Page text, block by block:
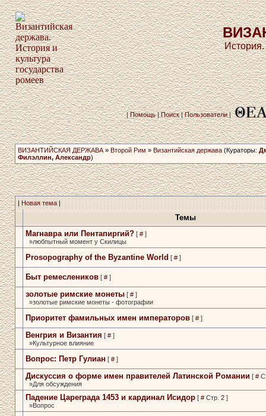
|Помощь|Поиск|Пользователи|
ВИЗАНТИЙСКАЯ ДЕРЖАВА» Второй Рим » Византийская держава(Кураторы:
Филэллин, Александр)
| Новая тема|
Темы
Магнавра или Пентапиргий?[ #]
»любпытный момент у Скилицы
Prosopography of the Byzantine­ World [ #]
Быт ремеслеников[ #]
золотые римские монеты[ #]
»золотые римские монеты -­ фотографии
Приоритет фамильных имен­ императоров[ #]
Венгрия и Византия [ #]
»Культурное влияние
Вопрос: Петр Гулиан [ #]
Дискуссия о форме имен­ правителей Латинской Романии[ #
»Для обсуждения
Падение Цареграда 1453 и­ кардинал Исидор[ #Стр. 2]
»Вопрос